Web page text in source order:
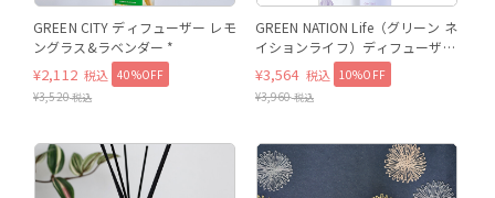
GREEN CITY ディフューザー レモ
ングラス&ラベンダー *
¥2,112 税込 40%OFF
¥3,520税込
GREEN NATION Life（グリーン ネ
イションライフ）ディフューザー
（CONTENT / ブラックベリー＆
パチョリ）
¥3,564 税込
10%OFF
¥3,960税込
ウォームモーニング